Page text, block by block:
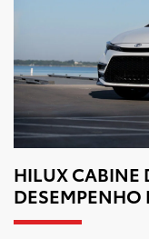
HILUX CABINE
DESEMPENHO